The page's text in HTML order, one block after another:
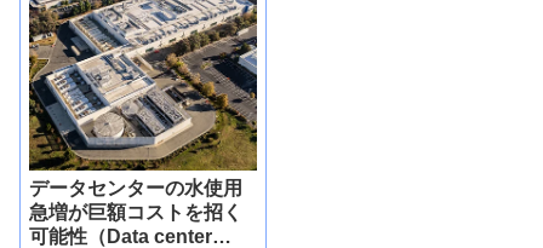
データセンターの水使用
急増が巨額コストを招く
可能性（Data center